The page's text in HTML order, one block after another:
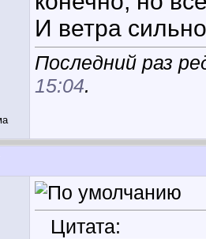
И ветра
Последний раз
15:04.
Цитата: